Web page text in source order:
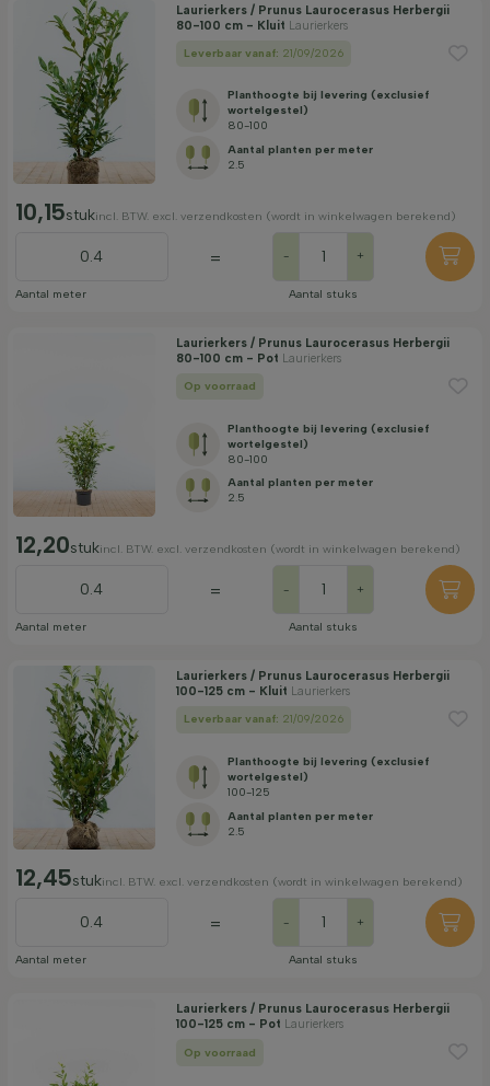
Laurierkers / Prunus Laurocerasus Herbergii
80-100 cm - Kluit Laurierkers
Leverbaar vanaf: 21/09/2026
Planthoogte bij levering (exclusief
wortelgestel)
80-100
Aantal planten per meter
2.5
10,15stukincl. BTW. excl. verzendkosten (wordt in winkelwagen berekend)
Aantal meter
= - +
Aantal stuks
Laurierkers / Prunus Laurocerasus Herbergii
80-100 cm - Pot Laurierkers
Op voorraad
Planthoogte bij levering (exclusief
wortelgestel)
80-100
Aantal planten per meter
2.5
12,20stukincl. BTW. excl. verzendkosten (wordt in winkelwagen berekend)
Aantal meter
= - +
Aantal stuks
Laurierkers / Prunus Laurocerasus Herbergii
100-125 cm - Kluit Laurierkers
Leverbaar vanaf: 21/09/2026
Planthoogte bij levering (exclusief
wortelgestel)
100-125
Aantal planten per meter
2.5
12,45stukincl. BTW. excl. verzendkosten (wordt in winkelwagen berekend)
Aantal meter
= - +
Aantal stuks
Laurierkers / Prunus Laurocerasus Herbergii
100-125 cm - Pot Laurierkers
Op voorraad